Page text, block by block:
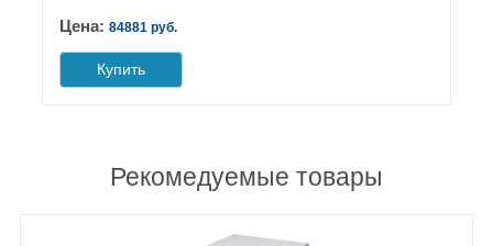
Цена: 84881 руб.
Купить
Рекомедуемые товары